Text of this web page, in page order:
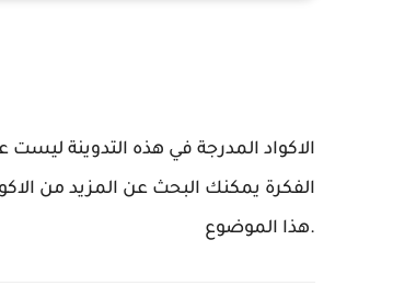
الاكواد المدرجة في هذه التدوينة
الفكرة يمكنك البحث عن المزيد من
.هذا الموضوع